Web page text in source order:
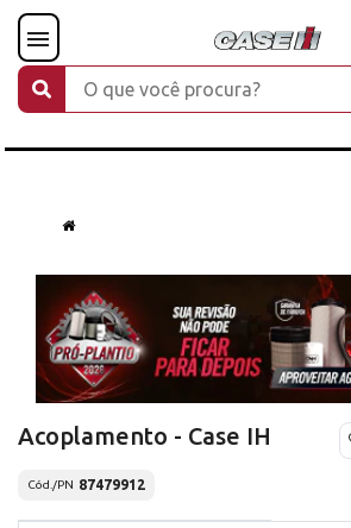
Acoplamento - Case IH
Cód./PN 87479912